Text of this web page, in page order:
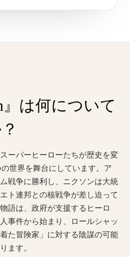
』は何について
ーパーヒーローたちが歴史を変
世界を舞台にしています。ア
戦争に勝利し、ニクソンは大統
ト連邦との核戦争が差し迫って
語は、政府が支援するヒーロ
事件から始まり、ロールシャッ
た冒険家」に対する陰謀の可能
ます。